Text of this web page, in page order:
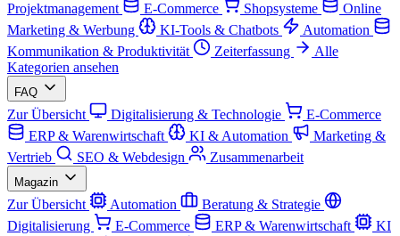
Projektmanagement
E-Commerce Shopsysteme
Online
Marketing & Werbung
KI-Tools & Chatbots
Automation
Kommunikation & Produktivität
Zeiterfassung
Alle
Kategorien ansehen
FAQ
Zur Übersicht Digitalisierung & Technologie
E-Commerce
ERP & Warenwirtschaft
KI & Automation
Marketing &
Vertrieb
SEO & Webdesign Zusammenarbeit
Magazin
Zur Übersicht Automation
Beratung & Strategie
Digitalisierung
E-Commerce ERP & Warenwirtschaft
KI